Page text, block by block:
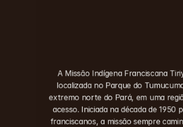
A Missão Indígena Franciscana
localizada no Parque do
extremo norte do Pará, em uma
acesso. Iniciada na década de 1950
franciscanos, a missão sempre